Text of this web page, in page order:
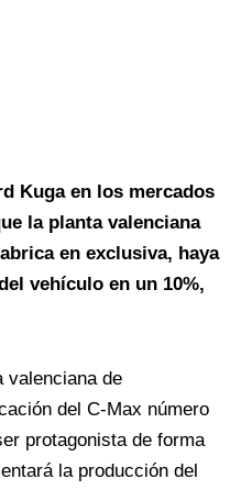
Kuga en los mercados
la planta valenciana
en exclusiva, haya
vehículo en un 10%,
valenciana de
del C-Max número
protagonista de forma
la producción del